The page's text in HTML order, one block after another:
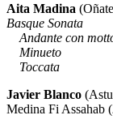
Aita Madina
Basque Sonata
Andante con
Minueto
Toccata
Javier Blanco
Medina Fi Assahab